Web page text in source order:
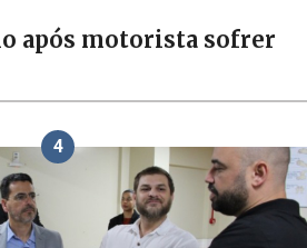
após motorista sofrer
4